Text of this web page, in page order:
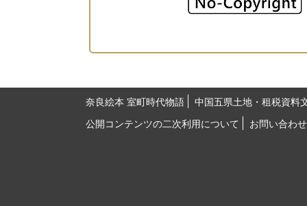
奈良絵本 室町時代物語
中国五県土地・租税資料
公開コンテンツの二次利用について
お問い合わせ